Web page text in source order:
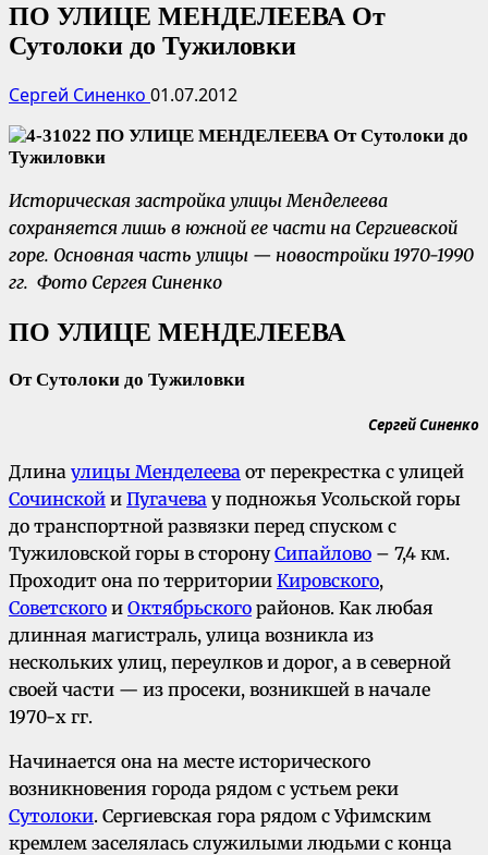
ПО УЛИЦЕ МЕНДЕЛЕЕВА От
Сутолоки до Тужиловки
Сергей Синенко 01.07.2012
Историческая застройка улицы Менделеева
сохраняется лишь в южной ее части на Сергиевской
горе. Основная часть улицы — новостройки 1970-1990
гг. Фото Сергея Синенко
ПО УЛИЦЕ МЕНДЕЛЕЕВА
ОтСутолоки до Тужиловки
Сергей Синенко
Длина улицы Менделеева от перекрестка с улицей
Сочинской и Пугачева у подножья Усольской горы
до транспортной развязки перед спуском с
Тужиловской горы в сторонуСипайлово – 7,4 км.
Проходит она по территории Кировского,
Советского и Октябрьского районов. Как любая
длинная магистраль, улица возникла из
нескольких улиц, переулков и дорог, а в северной
своей части — из просеки, возникшей в начале
1970-х гг.
Начинается она на месте исторического
возникновения города рядом с устьем реки
Сутолоки. Сергиевская гора рядом с Уфимским
кремлем заселялась служилыми людьми с конца